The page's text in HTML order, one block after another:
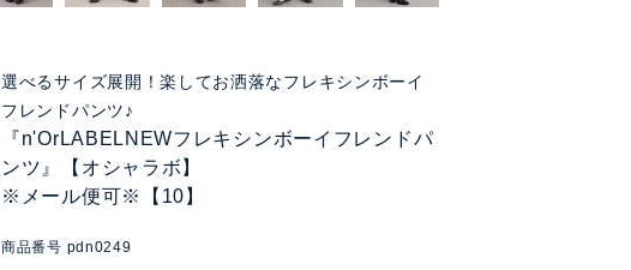
選べるサイズ展開！楽してお洒落なフレキシンボーイ
フレンドパンツ♪
『n'OrLABELNEWフレキシンボーイフレンドパ
ンツ』【オシャラボ】
※メール便可※【10】
商品番号 pdn0249